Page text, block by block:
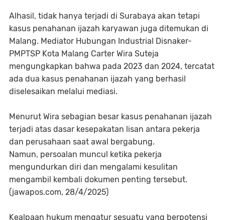
Alhasil, tidak hanya terjadi di Surabaya akan tetapi
kasus penahanan ijazah karyawan juga ditemukan di
Malang. Mediator Hubungan Industrial Disnaker-
PMPTSP Kota Malang Carter Wira Suteja
mengungkapkan bahwa pada 2023 dan 2024, tercatat
ada dua kasus penahanan ijazah yang berhasil
diselesaikan melalui mediasi.
Menurut Wira sebagian besar kasus penahanan ijazah
terjadi atas dasar kesepakatan lisan antara pekerja
dan perusahaan saat awal bergabung.
Namun, persoalan muncul ketika pekerja
mengundurkan diri dan mengalami kesulitan
mengambil kembali dokumen penting tersebut.
(jawapos.com, 28/4/2025)
Kealpaan hukum mengatur sesuatu yang berpotensi